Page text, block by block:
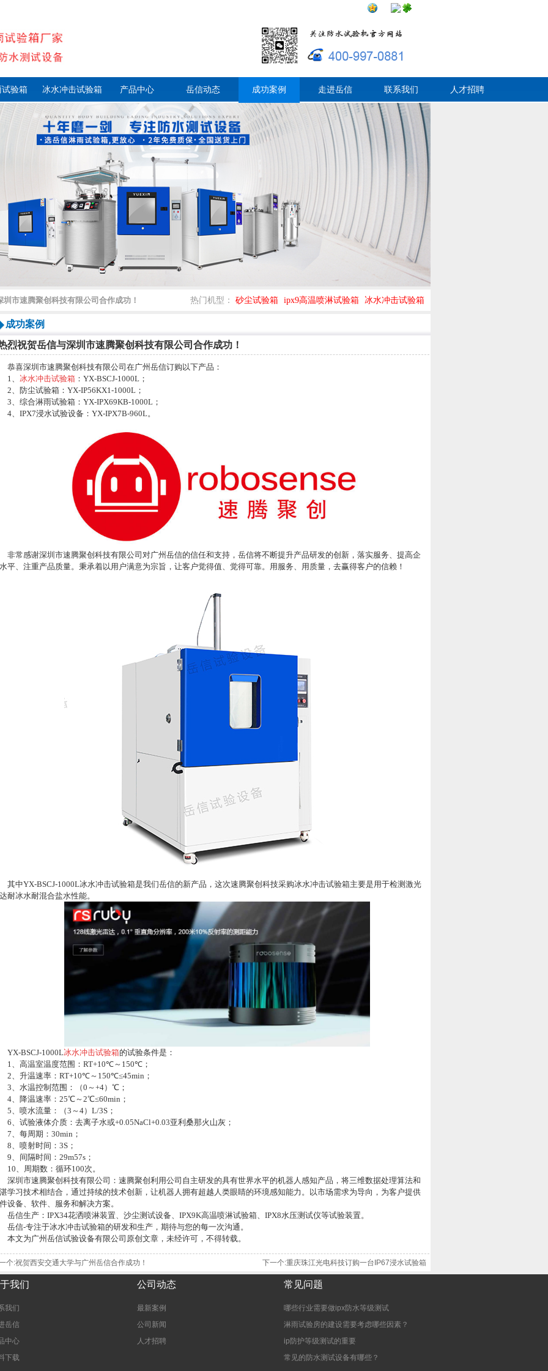
试验箱 冰水冲击试验箱 产品中心 岳信动态 成功案例 走进岳信 联系我们 人才招聘
资料下载
市速腾聚创科技有限公司合作成功！ 热门机型： 砂尘试验箱 ipx9高温喷淋试验箱 冰水冲击试验箱
成功案例
烈祝贺岳信与深圳市速腾聚创科技有限公司合作成功！
恭喜深圳市速腾聚创科技有限公司在广州岳信订购以下产品：
1、 冰水冲击试验箱 ：YX-BSCJ-1000L；
2、防尘试验箱：YX-IP56KX1-1000L；
3、综合淋雨试验箱：YX-IPX69KB-1000L；
4、IPX7浸水试验设备：YX-IPX7B-960L。
非常感谢深圳市速腾聚创科技有限公司对广州岳信的信任和支持，岳信将不断提升产品研发的创新，落实服务、提高企
平、注重产品质量。秉承着以用户满意为宗旨，让客户觉得值、觉得可靠。用服务、用质量，去赢得客户的信赖！
其中YX-BSCJ-1000L冰水冲击试验箱是我们岳信的新产品，这次速腾聚创科技采购冰水冲击试验箱主要是用于检测激光
耐冰水耐混合盐水性能。
YX-BSCJ-1000L冰水冲击试验箱的试验条件是：
1、高温室温度范围：RT+10℃～150℃；
2、升温速率：RT+10℃～150℃≤45min；
3、水温控制范围：（0～+4）℃；
4、降温速率：25℃～2℃≤60min；
5、喷水流量：（3～4）L/3S；
6、试验液体介质：去离子水或+0.05NaCl+0.03亚利桑那火山灰；
7、每周期：30min；
8、喷射时间：3S；
9、间隔时间：29m57s；
10、周期数：循环100次。
深圳市速腾聚创科技有限公司：速腾聚创利用公司自主研发的具有世界水平的机器人感知产品，将三维数据处理算法和
学习技术相结合，通过持续的技术创新，让机器人拥有超越人类眼睛的环境感知能力。以市场需求为导向，为客户提供
设备、软件、服务和解决方案。
岳信生产：IPX34花洒喷淋装置、沙尘测试设备、IPX9K高温喷淋试验箱、IPX8水压测试仪等试验装置。
岳信-专注于冰水冲击试验箱的研发和生产，期待与您的每一次沟通。
本文为广州岳信试验设备有限公司原创文章，未经许可，不得转载。
个:祝贺西安交通大学与广州岳信合作成功！ 下一个:重庆珠江光电科技订购一台IP67浸水试验箱
我们
我们
岳信
中心
下载
公司动态
最新案例
公司新闻
人才招聘
常见问题
哪些行业需要做ipx防水等级测试
淋雨试验房的建设需要考虑哪些因素？
ip防护等级测试的重要
常见的防水测试设备有哪些？